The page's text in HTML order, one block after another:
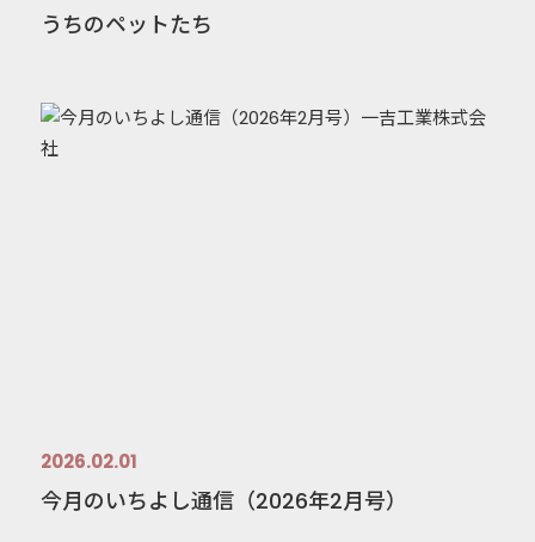
うちのペットたち
2026.02.01
今月のいちよし通信（2026年2月号）